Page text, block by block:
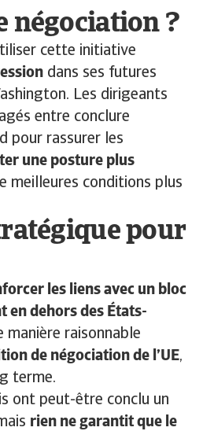
négociation ?
cette initiative
dans ses futures
Les dirigeants
entre conclure
pour rassurer les
une posture plus
meilleures conditions plus
pour
les liens avec un bloc
en dehors des États-
manière raisonnable
de négociation de l’UE,
terme.
ont peut-être conclu un
rien ne garantit que le